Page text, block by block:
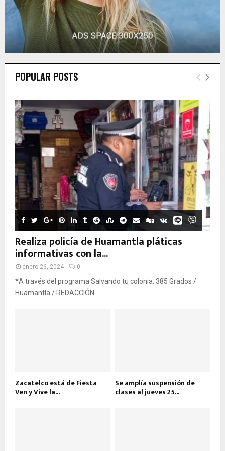
POPULAR POSTS
Realiza policía de Huamantla pláticas
informativas con la...
enero 26, 2024 0
*A través del programa Salvando tu colonia. 385 Grados /
Huamantla / REDACCIÓN...
Zacatelco está de Fiesta
Ven y Vive la...
Se amplía suspensión de
clases al jueves 25...